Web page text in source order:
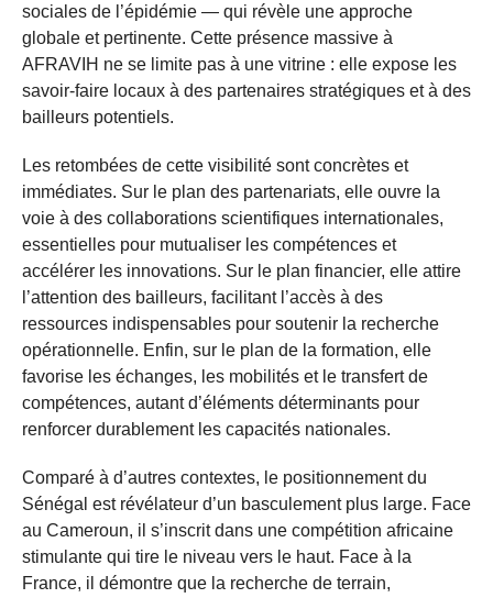
sociales de l’épidémie — qui révèle une approche
globale et pertinente. Cette présence massive à
AFRAVIH ne se limite pas à une vitrine : elle expose les
savoir-faire locaux à des partenaires stratégiques et à des
bailleurs potentiels.
Les retombées de cette visibilité sont concrètes et
immédiates. Sur le plan des partenariats, elle ouvre la
voie à des collaborations scientifiques internationales,
essentielles pour mutualiser les compétences et
accélérer les innovations. Sur le plan financier, elle attire
l’attention des bailleurs, facilitant l’accès à des
ressources indispensables pour soutenir la recherche
opérationnelle. Enfin, sur le plan de la formation, elle
favorise les échanges, les mobilités et le transfert de
compétences, autant d’éléments déterminants pour
renforcer durablement les capacités nationales.
Comparé à d’autres contextes, le positionnement du
Sénégal est révélateur d’un basculement plus large. Face
au Cameroun, il s’inscrit dans une compétition africaine
stimulante qui tire le niveau vers le haut. Face à la
France, il démontre que la recherche de terrain,